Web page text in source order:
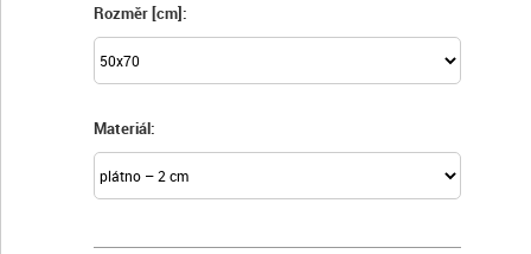
Rozměr [cm]:
Materiál: